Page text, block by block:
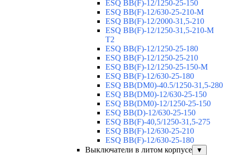
ESQ ВВ(F)-12/1250-25-150
ESQ BB(F)-12/630-25-210-М
ESQ BB(F)-12/2000-31,5-210
ESQ BB(F)-12/1250-31,5-210-М
T2
ESQ BB(F)-12/1250-25-180
ESQ ВВ(F)-12/1250-25-210
ESQ ВВ(F)-12/1250-25-150-М
ESQ BB(F)-12/630-25-180
ESQ ВВ(DM0)-40.5/1250-31,5-280
ESQ ВВ(DM0)-12/630-25-150
ESQ ВВ(DM0)-12/1250-25-150
ESQ BB(D)-12/630-25-150
ESQ ВВ(F)-40,5/1250-31,5-275
ESQ ВВ(F)-12/630-25-210
ESQ ВВ(F)-12/630-25-180
Выключатели в литом корпусе
▼